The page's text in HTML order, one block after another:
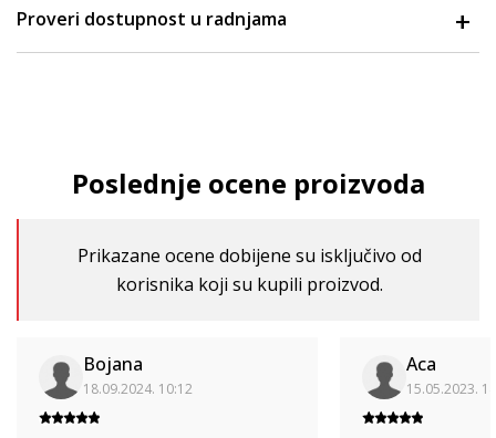
Proveri dostupnost u radnjama
Poslednje ocene proizvoda
Prikazane ocene dobijene su isključivo od
korisnika koji su kupili proizvod.
Bojana
18.09.2024. 10:12
Aca
15.05.2023.